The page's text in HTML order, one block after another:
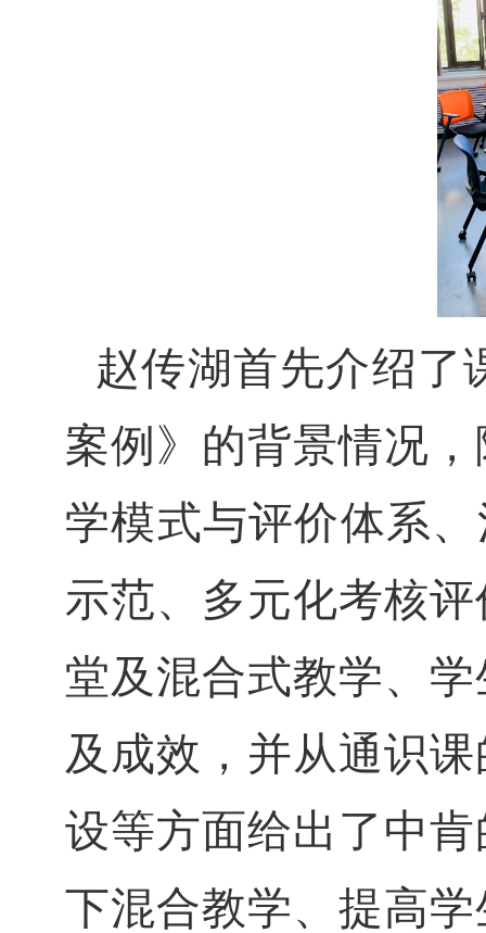
赵传湖首先介绍了
案例》的背景情况
学模式与评价体系
示范、多元化考核
堂及混合式教学、
及成效，并从通识
设等方面给出了中
下混合教学、提高